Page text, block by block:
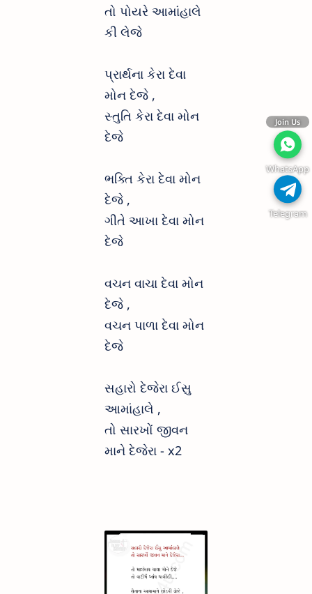
તો પોયરે આમાંહાલે
કી લેજે
પ્રાર્થના કેરા દેવા
મોન દેજે ,
સ્તુતિ કેરા દેવા મોન
દેજે
ભક્તિ કેરા દેવા મોન
દેજે ,
ગીતે આખા દેવા મોન
દેજે
વચન વાચા દેવા મોન
દેજે ,
વચન પાળા દેવા મોન
દેજે
સહારો દેજેરા ઈસુ
આમાંહાલે ,
તો સારખોં જીવન
માને દેજેરા - x2
Join Us
WhatsApp
Telegram